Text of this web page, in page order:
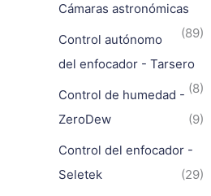
Cámaras astronómicas
(89)
Control autónomo
del enfocador - Tarsero
(8)
Control de humedad -
ZeroDew
(9)
Control del enfocador -
Seletek
(29)